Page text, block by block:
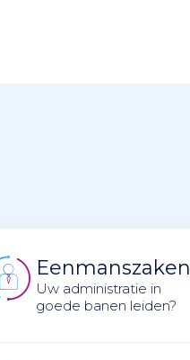
Eenmanszaken
Uw administratie in
goede banen leiden?